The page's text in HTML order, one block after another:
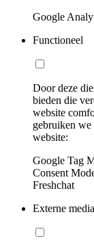
Google
Functioneel
Door deze
bieden die
website
gebruiken we
website:
Google Tag
Consent
Freshchat
Externe